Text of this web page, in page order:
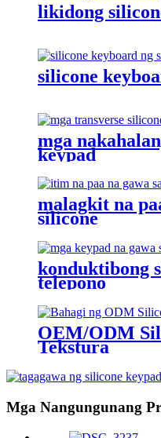
likidong
silicone
mga
keypad
malagkit na
silicone
konduktibong
telepono
OEM/ODM
Tekstura
Mga Nangungunang